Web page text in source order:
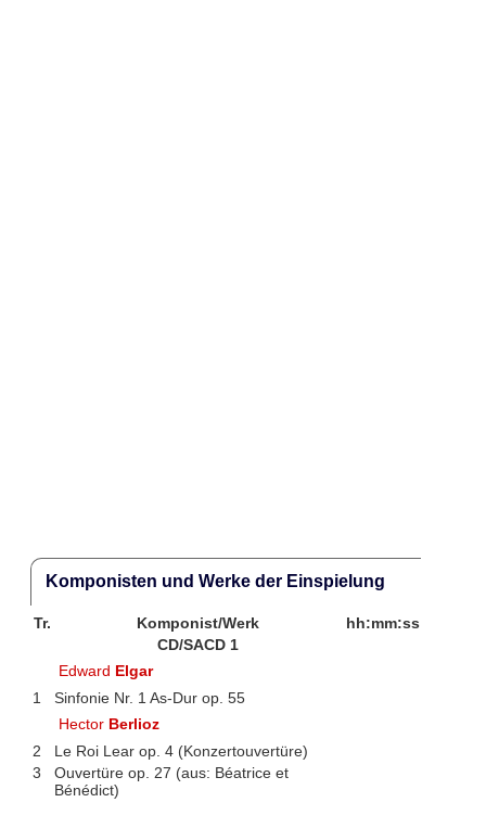
Komponisten und Werke der Einspielung
Tr. Komponist/Werk
hh:mm:ss
CD/SACD 1
Edward Elgar
1
Sinfonie Nr. 1 As-Dur op. 55
Hector Berlioz
2
Le Roi Lear op. 4 (Konzertouvertüre)
3
Ouvertüre op. 27 (aus: Béatrice et
Bénédict)